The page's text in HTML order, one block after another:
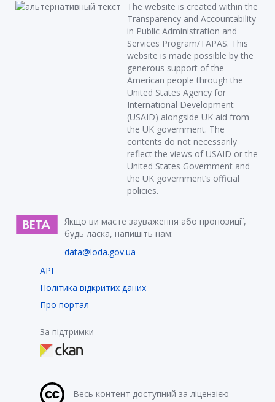
The website is created within the
Transparency and Accountability
in Public Administration and
Services Program/TAPAS. This
website is made possible by the
generous support of the
American people through the
United States Agency for
International Development
(USAID) alongside UK aid from
the UK government. The
contents do not necessarily
reflect the views of USAID or the
United States Government and
the UK government’s official
policies.
Якщо ви маєте зауваження або пропозиції,
будь ласка, напишіть нам:
data@loda.gov.ua
API
Політика відкритих даних
Про портал
За підтримки
Весь контент доступний за ліцензією